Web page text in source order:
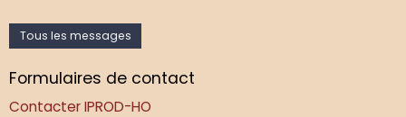
Tous les messages
Formulaires de contact
Contacter IPROD-HO